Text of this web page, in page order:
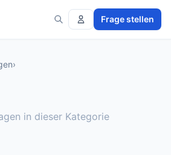
Frage stellen
›
in dieser Kategorie